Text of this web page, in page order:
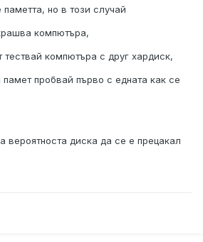
но в този случай
компютъра,
компютъра с друг хардиск,
пробвай първо с едната как се
вероятноста диска да се е прецакал